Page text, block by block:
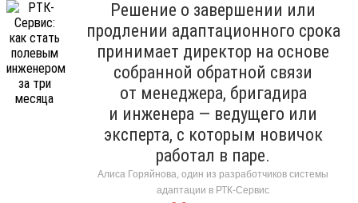
Решение о завершении или
продлении адаптационного срока
принимает директор на основе
собранной обратной связи
от менеджера, бригадира
и инженера — ведущего или
эксперта, с которым новичок
работал в паре.
Алиса Горяйнова, один из разработчиков системы
адаптации в РТК-Сервис